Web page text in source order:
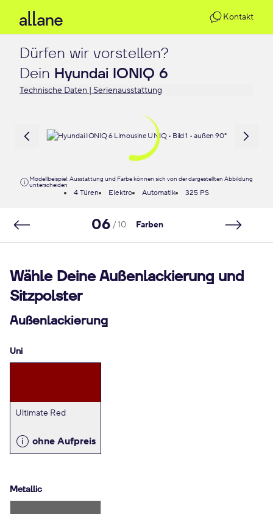
Kontakt
Dürfen wir vorstellen?
Dein Hyundai IONIQ 6
Technische Daten | Serienausstattung
Modellbeispiel: Ausstattung und Farbe können sich von der dargestellten Abbildung
unterscheiden
4 Türen Elektro Automatik 325 PS
06 / 10 Farben
Wähle Deine Außenlackierung und
Sitzpolster
Außenlackierung
Uni
Ultimate Red
ohne Aufpreis
Metallic